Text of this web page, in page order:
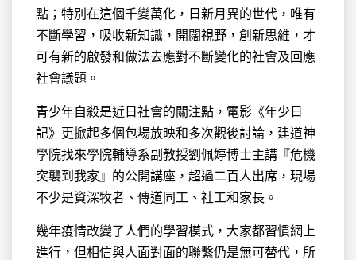
點；特別在這個千變萬化，日新月異的世代，唯有
不斷學習，吸收新知識，開闊視野，創新思維，才
可有新的啟發和做法去應對不斷變化的社會及回應
社會議題。
青少年自殺是近日社會的關注點，電影《年少日
記》更掀起多個包場放映和多次觀後討論，建道神
學院找來學院輔導系副教授劉佩婷博士主講『危機
突襲到我家』的公開講座，超過二百人出席，現場
不少是資深牧者、傳道同工、社工和家長。
幾年疫情改變了人們的學習模式，大家都習慣網上
進行，但相信與人面對面的聯繫仍是無可替代，所